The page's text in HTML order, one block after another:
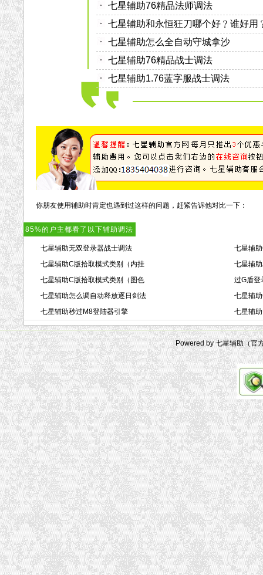
七星辅助76精品法师调法
七星辅助和永恒狂刀哪个好﹖谁好用
七星辅助怎么全自动守城拿沙
七星辅助76精品战士调法
七星辅助1.76蓝字服战士调法
你朋友使用辅助时肯定也遇到过这样的问题，赶紧告诉他对比一下：
85%的户主都看了以下辅助调法
七星辅助无双登录器战士调法
七星辅
七星辅助C版拾取模式类别（内挂
七星辅
七星辅助C版拾取模式类别（图色
过G盾登
七星辅助怎么调自动释放逐日剑法
七星辅
七星辅助秒过M8登陆器引擎
七星辅
Powered by 七星辅助（官